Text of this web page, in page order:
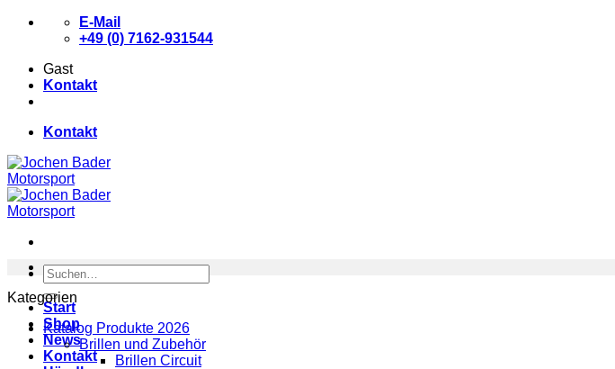
Zum
E-Mail
+49 (0) 7162-931544
Gast
Kontakt
Kontakt
Suchen
nach:
Start
Shop
News
Kontakt
Kategorien
Katalog Produkte 2026
Brillen und Zubehör
Brillen Circuit